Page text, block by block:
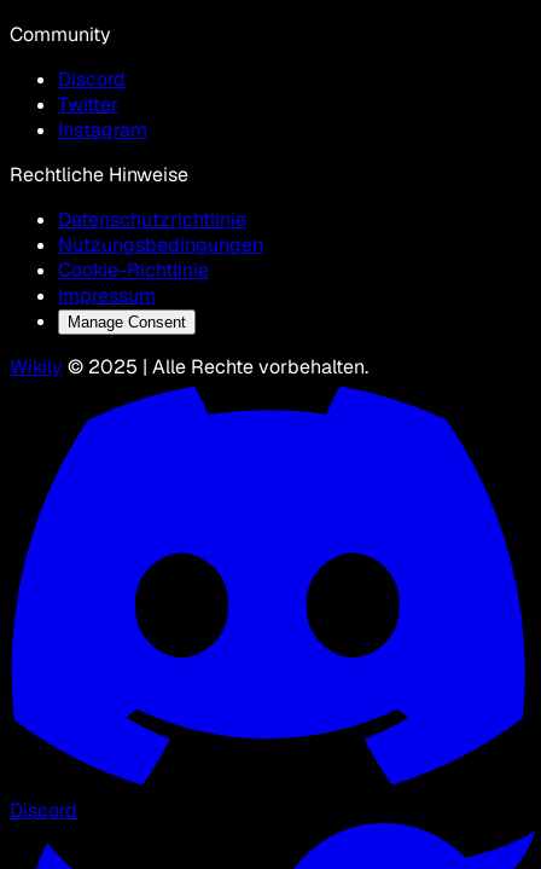
Community
Discord
Twitter
Instagram
Rechtliche Hinweise
Datenschutzrichtlinie
Nutzungsbedingungen
Cookie-Richtlinie
Impressum
Manage Consent
Wikily © 2025 | Alle Rechte vorbehalten.
Discord